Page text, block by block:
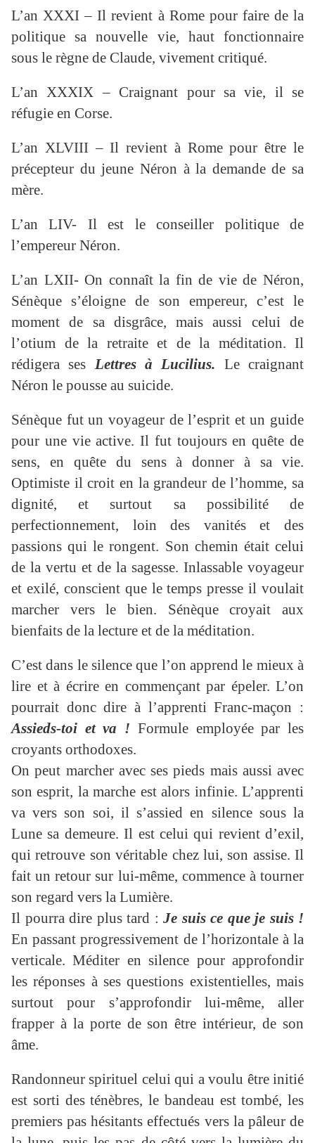
L’an XXXI – Il revient à Rome pour faire de la
politique sa nouvelle vie, haut fonctionnaire
sous le règne de Claude, vivement critiqué.
L’an XXXIX – Craignant pour sa vie, il se
réfugie en Corse.
L’an XLVIII – Il revient à Rome pour être le
précepteur du jeune Néron à la demande de sa
mère.
L’an LIV- Il est le conseiller politique de
l’empereur Néron.
L’an LXII- On connaît la fin de vie de Néron,
Sénèque s’éloigne de son empereur, c’est le
moment de sa disgrâce, mais aussi celui de
l’otium de la retraite et de la méditation. Il
rédigera ses Lettres à Lucilius. Le craignant
Néron le pousse au suicide.
Sénèque fut un voyageur de l’esprit et un guide
pour une vie active. Il fut toujours en quête de
sens, en quête du sens à donner à sa vie.
Optimiste il croit en la grandeur de l’homme, sa
dignité, et surtout sa possibilité de
perfectionnement, loin des vanités et des
passions qui le rongent. Son chemin était celui
de la vertu et de la sagesse. Inlassable voyageur
et exilé, conscient que le temps presse il voulait
marcher vers le bien. Sénèque croyait aux
bienfaits de la lecture et de la méditation.
C’est dans le silence que l’on apprend le mieux à
lire et à écrire en commençant par épeler. L’on
pourrait donc dire à l’apprenti Franc-maçon :
Assieds-toi et va ! Formule employée par les
croyants orthodoxes.
On peut marcher avec ses pieds mais aussi avec
son esprit, la marche est alors infinie. L’apprenti
va vers son soi, il s’assied en silence sous la
Lune sa demeure. Il est celui qui revient d’exil,
qui retrouve son véritable chez lui, son assise. Il
fait un retour sur lui-même, commence à tourner
son regard vers la Lumière.
Il pourra dire plus tard : Je suis ce que je suis !
En passant progressivement de l’horizontale à la
verticale. Méditer en silence pour approfondir
les réponses à ses questions existentielles, mais
surtout pour s’approfondir lui-même, aller
frapper à la porte de son être intérieur, de son
âme.
Randonneur spirituel celui qui a voulu être initié
est sorti des ténèbres, le bandeau est tombé, les
premiers pas hésitants effectués vers la pâleur de